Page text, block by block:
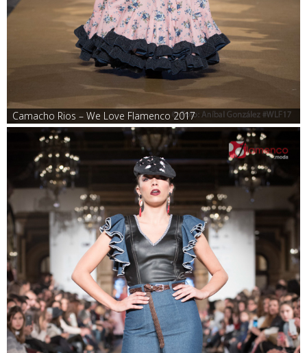
Camacho Rios – We Love Flamenco 2017